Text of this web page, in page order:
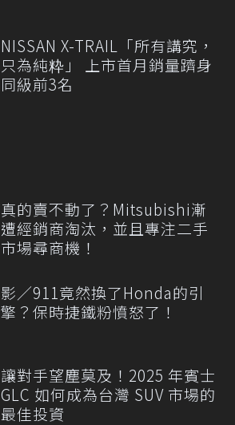
NISSAN X-TRAIL「所有講究，
只為純粋」 上市首月銷量躋身
同級前3名
真的賣不動了？Mitsubishi漸
遭經銷商淘汰，並且專注二手
市場尋商機！
影／911竟然換了Honda的引
擎？保時捷鐵粉憤怒了！
讓對手望塵莫及！2025 年賓士
GLC 如何成為台灣 SUV 市場的
最佳投資